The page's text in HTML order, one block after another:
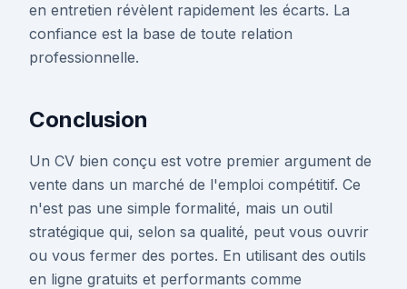
en entretien révèlent rapidement les écarts. La
confiance est la base de toute relation
professionnelle.
Conclusion
Un CV bien conçu est votre premier argument de
vente dans un marché de l'emploi compétitif. Ce
n'est pas une simple formalité, mais un outil
stratégique qui, selon sa qualité, peut vous ouvrir
ou vous fermer des portes. En utilisant des outils
en ligne gratuits et performants comme